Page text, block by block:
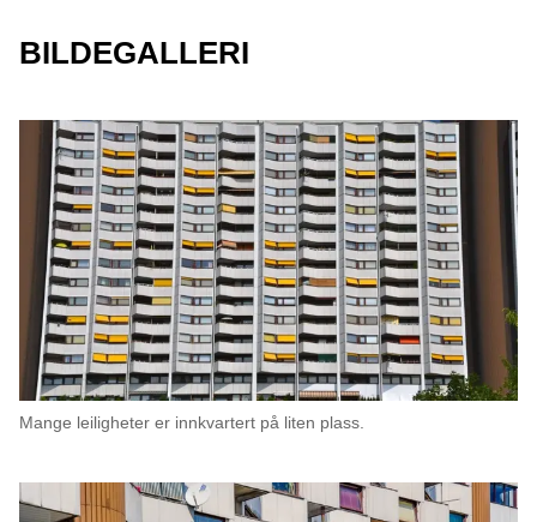
BILDEGALLERI
Mange leiligheter er innkvartert på liten plass.